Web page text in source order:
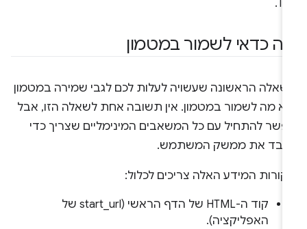
כדאי לשמור במטמון
הראשונה שעשויה לעלות לכם לגבי שמירה במטמון
מה לשמור במטמון. אין תשובה אחת לשאלה הזו, אבל
להתחיל עם כל המשאבים המינימליים שצריך כדי
את ממשק המשתמש.
המידע האלה צריכים לכלול:
קוד ה-HTML של הדף הראשי (start_url של
האפליקציה).